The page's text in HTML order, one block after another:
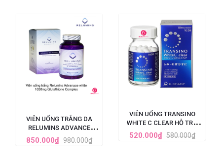
VIÊN UỐNG TRẮNG DA
RELUMINS ADVANCE
WHITE GLUTATHIONE
COMPLEX (1650MG X 90
850.000₫ 980.000₫
VIÊN UỐNG TRANSINO
WHITE C CLEAR HỖ TRỢ
TRẮNG DA CẢI THIỆN NÁM
120 VIÊN (MẪU MỚI NHẤT)
520.000₫ 580.000₫